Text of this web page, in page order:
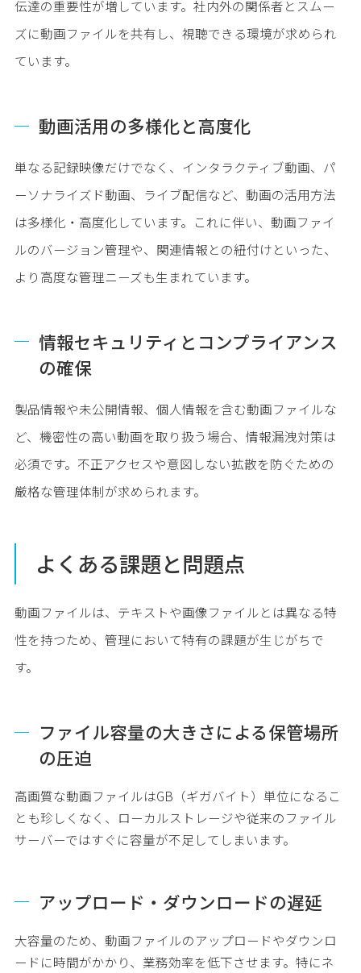
伝達の重要性が増しています。社内外の関係者とスムー
ズに動画ファイルを共有し、視聴できる環境が求められ
ています。
動画活用の多様化と高度化
単なる記録映像だけでなく、インタラクティブ動画、パ
ーソナライズド動画、ライブ配信など、動画の活用方法
は多様化・高度化しています。これに伴い、動画ファイ
ルのバージョン管理や、関連情報との紐付けといった、
より高度な管理ニーズも生まれています。
情報セキュリティとコンプライアンス
の確保
製品情報や未公開情報、個人情報を含む動画ファイルな
ど、機密性の高い動画を取り扱う場合、情報漏洩対策は
必須です。不正アクセスや意図しない拡散を防ぐための
厳格な管理体制が求められます。
よくある課題と問題点
動画ファイルは、テキストや画像ファイルとは異なる特
性を持つため、管理において特有の課題が生じがちで
す。
ファイル容量の大きさによる保管場所
の圧迫
高画質な動画ファイルはGB（ギガバイト）単位になるこ
とも珍しくなく、ローカルストレージや従来のファイル
サーバーではすぐに容量が不足してしまいます。
アップロード・ダウンロードの遅延
大容量のため、動画ファイルのアップロードやダウンロ
ードに時間がかかり、業務効率を低下させます。特にネ